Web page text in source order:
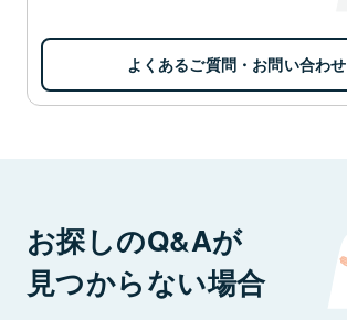
よくあるご質問・お問い合わせ
お探しのQ&Aが
見つからない場合